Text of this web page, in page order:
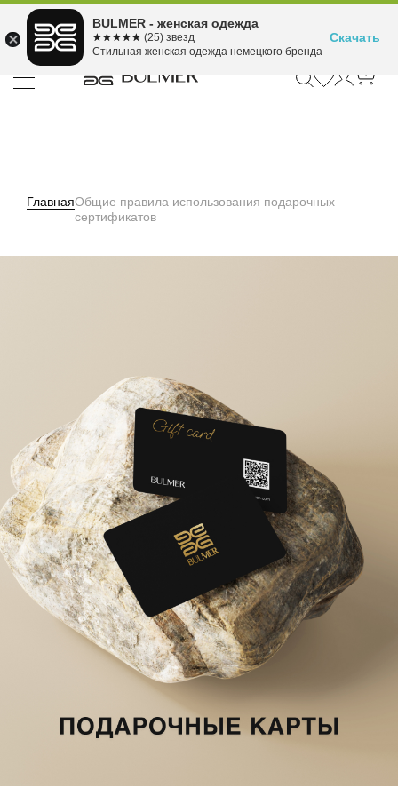
Подели оплату на 4
платежа ⓘ
Для покупок от 300 ₽ до 30,000 ₽
ГлавнаяОбщие правила использования подарочных
сертификатов
BULMER - женская одежда
☆☆☆☆☆
★★★★★ (25) звезд
Стильная женская одежда немецкого бренда
Скачать